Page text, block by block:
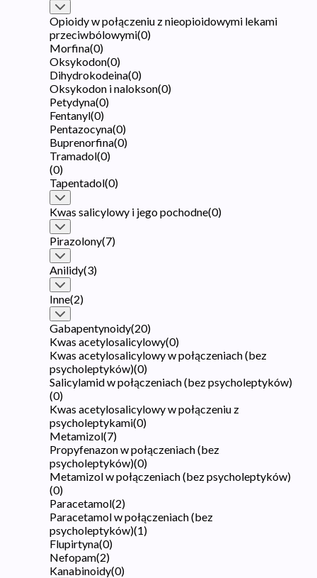
Opioidy w połączeniu z nieopioidowymi lekami
przeciwbólowymi(0)
Morfina(0)
Oksykodon(0)
Dihydrokodeina(0)
Oksykodon i nalokson(0)
Petydyna(0)
Fentanyl(0)
Pentazocyna(0)
Buprenorfina(0)
Tramadol(0)
(0)
Tapentadol(0)
Kwas salicylowy i jego pochodne(0)
Pirazolony(7)
Anilidy(3)
Inne(2)
Gabapentynoidy(20)
Kwas acetylosalicylowy(0)
Kwas acetylosalicylowy w połączeniach (bez
psycholeptyków)(0)
Salicylamid w połączeniach (bez psycholeptyków)
(0)
Kwas acetylosalicylowy w połączeniu z
psycholeptykami(0)
Metamizol(7)
Propyfenazon w połączeniach (bez
psycholeptyków)(0)
Metamizol w połączeniach (bez psycholeptyków)
(0)
Paracetamol(2)
Paracetamol w połączeniach (bez
psycholeptyków)(1)
Flupirtyna(0)
Nefopam(2)
Kanabinoidy(0)